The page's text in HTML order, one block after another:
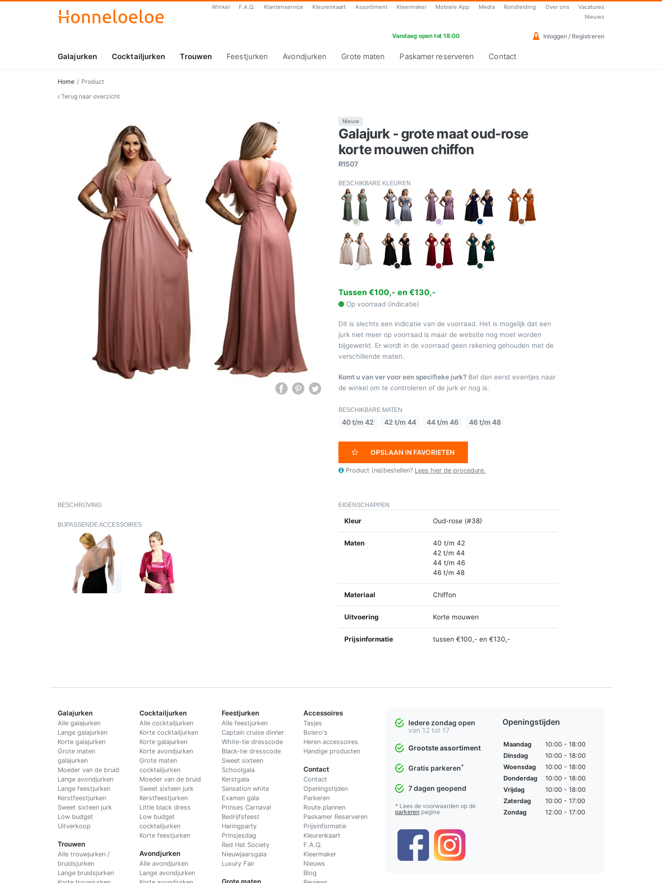
Winkel F.A.Q. Klantenservice Kleurenkaart Assortiment Kleermaker Mobiele App Media Rondleiding Over ons
Vacatures
Nieuws
Vandaag open tot 18:00 Inloggen / Registreren
Galajurken Cocktailjurken Trouwen Feestjurken Avondjurken Grote maten Paskamer reserveren Contact
Home
Product
Terug naar overzicht
Nieuw
Galajurk - grote maat oud-rose
korte mouwen chiffon
R1507
BESCHIKBARE KLEUREN
Tussen €100,- en €130,-
Op voorraad (indicatie)
Dit is slechts een indicatie van de voorraad. Het is mogelijk dat een
jurk niet meer op voorraad is maar de website nog moet worden
bijgewerkt. Er wordt in de voorraad geen rekening gehouden met de
verschillende maten.
Komt u van ver voor een specifieke jurk? Bel dan eerst eventjes naar
de winkel om te controleren of de jurk er nog is.
BESCHIKBARE MATEN
40 t/m 42 42 t/m 44 44 t/m 46 46 t/m 48
OPSLAAN IN FAVORIETEN
Product (na)bestellen? Lees hier de procedure.
BESCHRIJVING
BIJPASSENDE ACCESSOIRES
EIGENSCHAPPEN
Kleur Oud-rose (#38)
Maten
40 t/m 42
42 t/m 44
44 t/m 46
46 t/m 48
Materiaal Chiffon
Uitvoering Korte mouwen
Prijsinformatie tussen €100,- en €130,-
Galajurken
Alle galajurken
Lange galajurken
Korte galajurken
Grote maten
galajurken
Moeder van de bruid
Lange avondjurken
Lange feestjurken
Kerstfeestjurken
Sweet sixteen jurk
Low budget
Uitverkoop
Trouwen
Alle trouwjurken /
bruidsjurken
Lange bruidsjurken
Cocktailjurken
Alle cocktailjurken
Korte cocktailjurken
Korte galajurken
Korte avondjurken
Grote maten
cocktailjurken
Moeder van de bruid
Sweet sixteen jurk
Kerstfeestjurken
Little black dress
Low budget
cocktailjurken
Korte feestjurken
Avondjurken
Alle avondjurken
Lange avondjurken
Feestjurken
Alle feestjurken
Captain cruise dinner
White-tie dresscode
Black-tie dresscode
Sweet sixteen
Schoolgala
Kerstgala
Sensation white
Examen gala
Prinses Carnaval
Bedrijfsfeest
Haringparty
Prinsjesdag
Red Hat Society
Nieuwjaarsgala
Luxury Fair
Grote maten
Accessoires
Tasjes
Bolero's
Heren accessoires
Handige producten
Contact
Contact
Openingstijden
Parkeren
Route plannen
Paskamer Reserveren
Prijsinformatie
Kleurenkaart
F.A.Q.
Kleermaker
Nieuws
Blog
Iedere zondag open
van 12 tot 17
Grootste assortiment
Gratis parkeren*
7 dagen geopend
* Lees de voorwaarden op de
parkeren pagina
Openingstijden
Maandag
10:00 - 18:00
Dinsdag
10:00 - 18:00
Woensdag
10:00 - 18:00
Donderdag
10:00 - 18:00
Vrijdag
10:00 - 18:00
Zaterdag
10:00 - 17:00
Zondag
12:00 - 17:00